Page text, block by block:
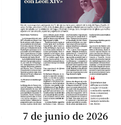
7 de junio de 2026